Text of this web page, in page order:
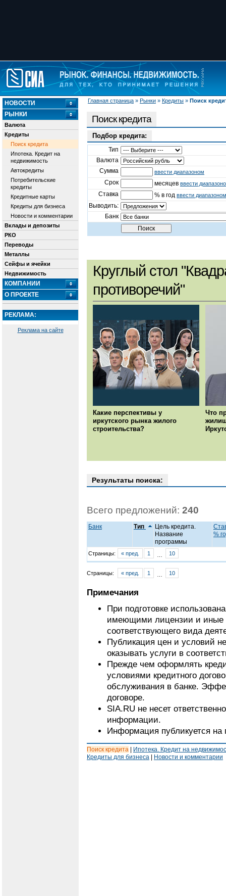
Главная страница » Рынки » Кредиты » Поиск
НОВОСТИ
РЫНКИ
Валюта
Кредиты
Поиск кредита
Ипотека. Кредит на
недвижимость
Автокредиты
Потребительские
кредиты
Кредитные карты
Кредиты для бизнеса
Новости и комментарии
Вклады и депозиты
РКО
Переводы
Металлы
Сейфы и ячейки
Недвижимость
КОМПАНИИ
О ПРОЕКТЕ
РЕКЛАМА:
Реклама на сайте
Поиск кредита
Подбор кредита:
Тип
Валюта
Сумма
ввести диапазоном
Срок месяцев ввести
Ставка % в год ввести диапазоном
Выводить:
Банк
Круглый стол
противоречий"
Какие перспективы у
иркутского рынка жилого
строительства?
Что
Результаты поиска:
Всего предложений: 240
Банк Тип
Цель кредита.
Название
программы
%
Страницы: « пред. 1 10
Страницы: « пред. 1 10
Примечания
При подготовке
имеющими лицензии и иные
соответствующего вида
Публикация цен и условий
оказывать услуги в
Прежде чем оформлять
условиями кредитного
обслуживания в банке.
договоре.
SIA.RU не несет
информации.
Информация публикуется на
Поиск кредита
Ипотека. Кредит на
Кредиты для бизнеса
Новости и комментарии